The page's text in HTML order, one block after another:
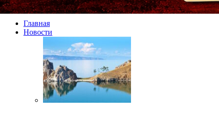
Главная
Новости